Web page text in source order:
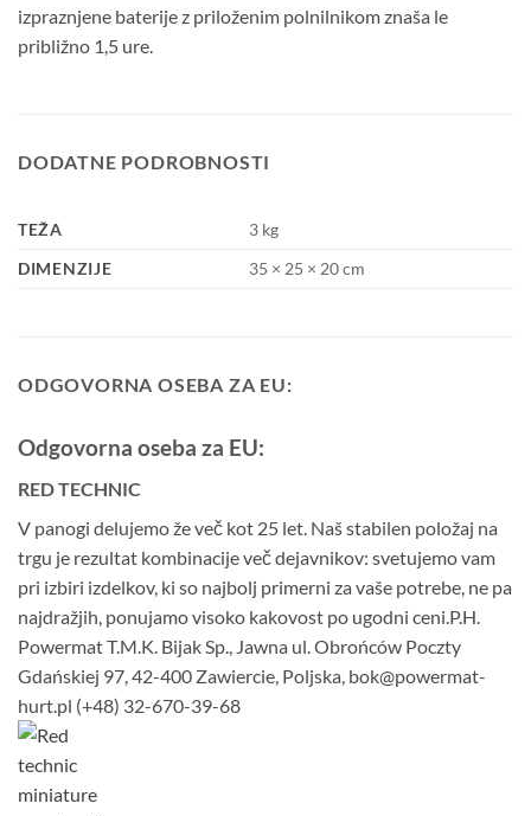
izpraznjene baterije z priloženim polnilnikom znaša le
približno 1,5 ure.
DODATNE PODROBNOSTI
TEŽA
3 kg
DIMENZIJE
35 × 25 × 20 cm
ODGOVORNA OSEBA ZA EU:
Odgovorna oseba za EU:
RED TECHNIC
V panogi delujemo že več kot 25 let. Naš stabilen položaj na
trgu je rezultat kombinacije več dejavnikov: svetujemo vam
pri izbiri izdelkov, ki so najbolj primerni za vaše potrebe, ne pa
najdražjih, ponujamo visoko kakovost po ugodni ceni.P.H.
Powermat T.M.K. Bijak Sp., Jawna ul. Obrońców Poczty
Gdańskiej 97, 42-400 Zawiercie, Poljska, bok@powermat-
hurt.pl (+48) 32-670-39-68